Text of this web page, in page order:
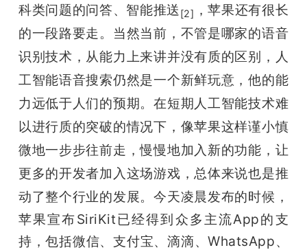
科类问题的问答、智能推送 [2] ，苹果还有很长
的一段路要走。当然当前，不管是哪家的语音
识别技术，从能力上来讲并没有质的区别，人
工智能语音搜索仍然是一个新鲜玩意，他的能
力远低于人们的预期。在短期人工智能技术难
以进行质的突破的情况下，像苹果这样谨小慎
微地一步步往前走，慢慢地加入新的功能，让
更多的开发者加入这场游戏，总体来说也是推
动了整个行业的发展。今天凌晨发布的时候，
苹果宣布SiriKit已经得到众多主流App的支
持，包括微信、支付宝、滴滴、WhatsApp、